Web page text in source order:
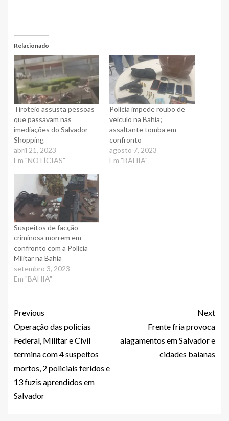
Relacionado
Tiroteio assusta pessoas
que passavam nas
imediações do Salvador
Shopping
abril 21, 2023
Em "NOTÍCIAS"
Polícia impede roubo de
veículo na Bahia;
assaltante tomba em
confronto
agosto 7, 2023
Em "BAHIA"
Suspeitos de facção
criminosa morrem em
confronto com a Polícia
Militar na Bahia
setembro 3, 2023
Em "BAHIA"
Previous
Operação das policias
Federal, Militar e Civil
termina com 4 suspeitos
mortos, 2 policiais feridos e
13 fuzis aprendidos em
Salvador
Next
Frente fria provoca
alagamentos em Salvador e
cidades baianas